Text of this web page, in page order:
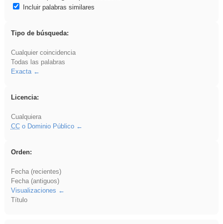
Incluir palabras similares
Tipo de búsqueda:
Cualquier coincidencia
Todas las palabras
Exacta
Licencia:
Cualquiera
CCo Dominio Público
Orden:
Fecha (recientes)
Fecha (antiguos)
Visualizaciones
Título